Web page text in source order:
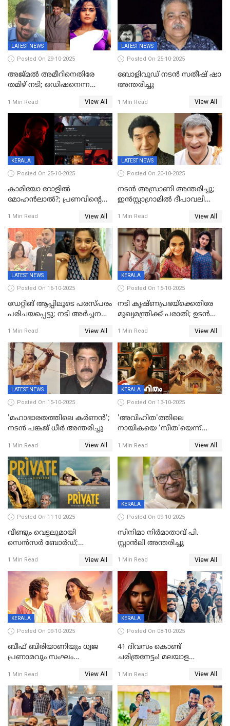
LATEST NEWS
Posted On 29-10-2025
അജ്മല്‍ അമീറിനെതിരേ
തമിഴ് നടി; ഒഡിഷനെന്ന
വിളിച്ചു, മോശം പെരുമാറ്റം
1 Min Read View All
LATEST NEWS
Posted On 25-10-2025
ബോളിവുഡ് നടൻ സതീഷ് ഷാ
അന്തരിച്ചു
1 Min Read View All
KERALA
Posted On 25-10-2025
കാമിയോ റോളിൽ
മോഹൻലാൽ?; പ്രണവിന്റെ
പിന്നാലെ ഡിപി; ചർച്ചയായി
സോഷ്യൽ മീഡിയ ചിത്രങ്ങൾ
1 Min Read View All
LATEST NEWS
Posted On 20-10-2025
നടന്‍ അസ്രാണി അന്തരിച്ചു;
ഇന്‍‌സ്റ്റാഗ്രാമില്‍ ദീപാവലി
മണിക്കൂറുകള്‍ക്കകം
വിയോഗം
1 Min Read View All
LATEST NEWS
Posted On 16-10-2025
ഡേറ്റിങ് ആപ്പിലൂടെ പരസ്പരം
പരിചയപ്പെട്ടു; നടി അർച്ചന
1 Min Read View All
KERALA
Posted On 15-10-2025
നടി കൃഷ്ണപ്രഭയ്‌ക്കെതിരേ
മുഖ്യമന്ത്രിക്ക് പരാതി; ഉടൻ
പരാതിയിൽ
1 Min Read View All
LATEST NEWS
Posted On 15-10-2025
'മഹാഭാരതത്തിലെ കർണന്‍';
നടൻ പങ്കജ് ധീർ അന്തരിച്ചു
1 Min Read View All
KERALA
Posted On 13-10-2025
'അവിഹിത'ത്തിലെ
നായികയെ 'സീത'യെന്ന്
ബോർഡ്
1 Min Read View All
Posted On 11-10-2025
വീണ്ടും വെട്ടലുമായി
സെന്‍സര്‍ ബോര്‍ഡ്;
തിരുത്തല്‍
1 Min Read View All
KERALA
Posted On 09-10-2025
സിനിമാ നിർമാതാവ് പി.
സ്റ്റാൻലി അന്തരിച്ചു
1 Min Read View All
KERALA
Posted On 09-10-2025
ബീഫ് ബിരിയാണിയും ധ്വജ
പ്രണാമവും സംഘം
നിഗത്തിന്റെ ഹാൽ
സിനിമയ്ക്ക്
സെൻസർബോർഡിന്റെ
കടുംവെട്ട്
1 Min Read View All
KERALA
Posted On 08-10-2025
41 ദിവസം കൊണ്ട്
ചരിത്രനേട്ടം! മലയാള
അധ്യായം, വിസ്മയമായി
ലോക 300 കോടി ക്ലബ്ബിൽ
1 Min Read View All